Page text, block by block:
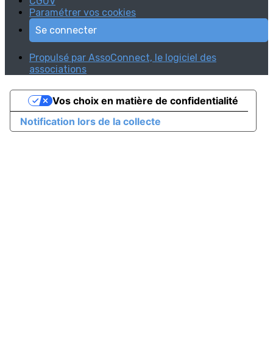
Paramétrer vos cookies
Se connecter
Propulsé par AssoConnect, le logiciel des
associations
Notification lors de la collecte
Vos choix en matière de confidentialité